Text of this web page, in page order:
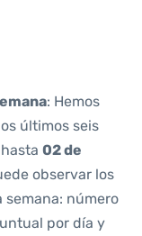
: Hemos
últimos seis
hasta 02 de
observar los
semana: número
por día y